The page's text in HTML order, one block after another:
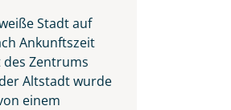
Stadt auf
Ankunftszeit
Zentrums
Altstadt wurde
einem